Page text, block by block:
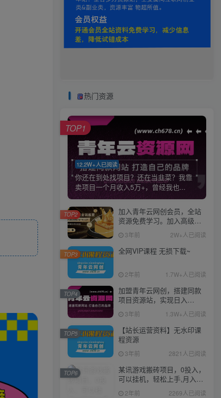
热门资源
12.2W+人已阅读
你还在到处找项目？还在当韭菜？我靠
卖项目一个月收入5万+，曾经我也...
TOP1
加入青年云网创会员，全站
资源免费学习。加入高级合
伙人，推广日入1000+
3年前 2W+人已阅读
TOP2
全网VIP课程 无损下载~
2年前 1.7W+人已阅读
TOP3
加盟青年云网创，搭建同款
项目资源站，实现日入
2000+
3年前 1.3W+人已阅读
TOP4
【站长运营资料】无水印课
程资源
3年前 2821人已阅读
TOP5
某讯游戏搬砖项目，0投入，
可以挂机，轻松上手,月入
3000+上不封顶
2年前 2269人已阅读
TOP6